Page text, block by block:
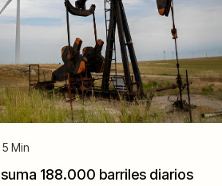
5 Min
suma 188.000 barriles diarios